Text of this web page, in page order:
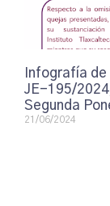
Infografía
JE-195/
Segunda
21/06/2024